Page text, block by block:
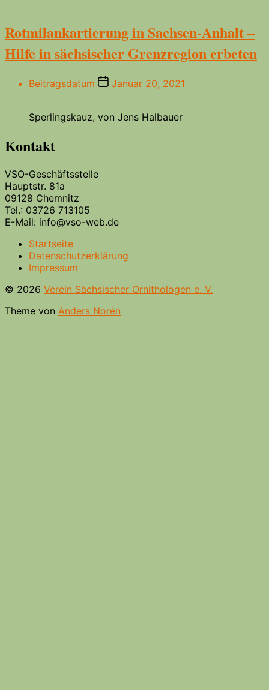
Rotmilankartierung in Sachsen-Anhalt –
Hilfe in sächsischer Grenzregion erbeten
Beitragsdatum Januar 20, 2021
Sperlingskauz, von Jens Halbauer
Kontakt
VSO-Geschäftsstelle
Hauptstr. 81a
09128 Chemnitz
Tel.: 03726 713105
E-Mail: info@vso-web.de
Startseite
Datenschutzerklärung
Impressum
© 2026 Verein Sächsischer Ornithologen e. V.
Theme von Anders Norén